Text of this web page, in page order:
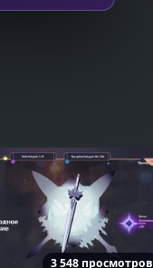
3 548 просмотров